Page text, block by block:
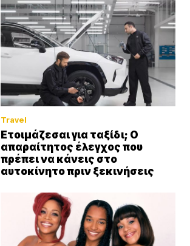
Travel
Ετοιμάζεσαι για ταξίδι; Ο
απαραίτητος έλεγχος που
πρέπει να κάνεις στο
αυτοκίνητο πριν ξεκινήσεις